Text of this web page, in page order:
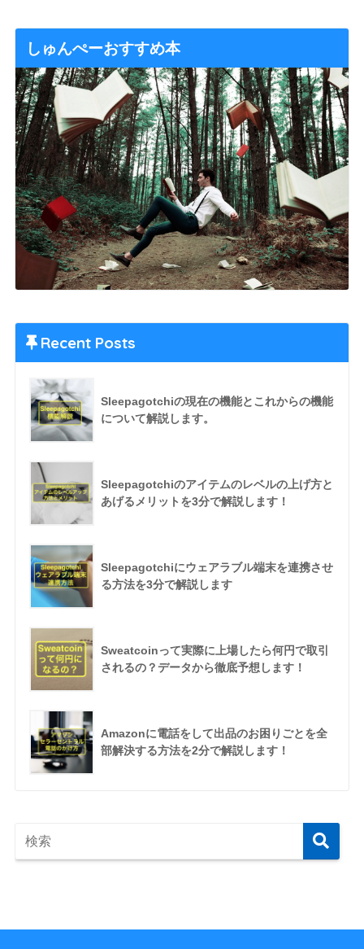
しゅんぺーおすすめ本
Recent Posts
Sleepagotchiの現在の機能とこれからの機能
について解説します。
Sleepagotchiのアイテムのレベルの上げ方と
あげるメリットを3分で解説します！
Sleepagotchiにウェアラブル端末を連携させ
る方法を3分で解説します
Sweatcoinって実際に上場したら何円で取引
されるの？データから徹底予想します！
Amazonに電話をして出品のお困りごとを全
部解決する方法を2分で解説します！